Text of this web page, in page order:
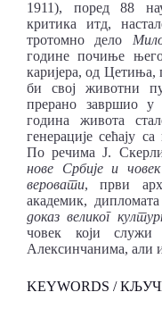
1911), поред 88
критика итд,
тротомно дело
године почиње
каријера, од
би свој животни
прерано завршио
година живота
генерације сећају
По речима Ј.
нове Србије и
веровати, први
академик,
доказ великог
човек који
Алексинчанима, али
KEYWORDS /